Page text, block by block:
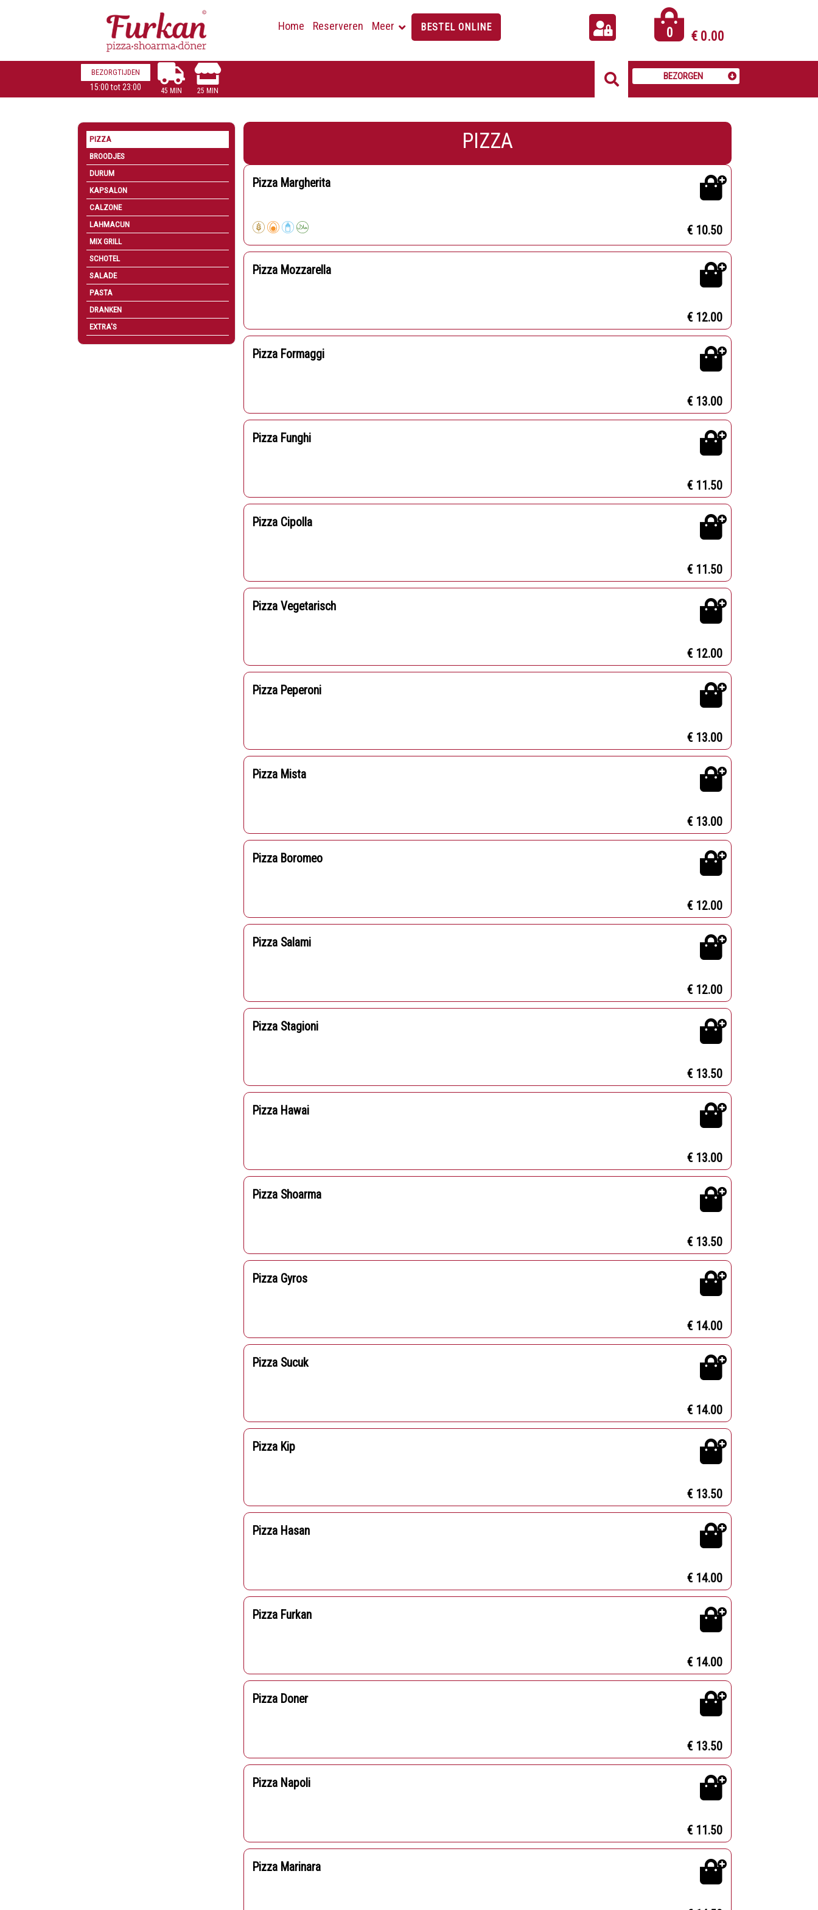
Home Reserveren Meer BESTEL ONLINE 0 € 0.00
BEZORGTIJDEN
15:00 tot 23:00 45 MIN 25 MIN
BEZORGEN
PIZZA
BROODJES
DURUM
KAPSALON
CALZONE
LAHMACUN
MIX GRILL
SCHOTEL
SALADE
PASTA
DRANKEN
EXTRA'S
PIZZA
Pizza Margherita
€ 10.50
Pizza Mozzarella
€ 12.00
Pizza Formaggi
€ 13.00
Pizza Funghi
€ 11.50
Pizza Cipolla
€ 11.50
Pizza Vegetarisch
€ 12.00
Pizza Peperoni
€ 13.00
Pizza Mista
€ 13.00
Pizza Boromeo
€ 12.00
Pizza Salami
€ 12.00
Pizza Stagioni
€ 13.50
Pizza Hawai
€ 13.00
Pizza Shoarma
€ 13.50
Pizza Gyros
€ 14.00
Pizza Sucuk
€ 14.00
Pizza Kip
€ 13.50
Pizza Hasan
€ 14.00
Pizza Furkan
€ 14.00
Pizza Doner
€ 13.50
Pizza Napoli
€ 11.50
Pizza Marinara